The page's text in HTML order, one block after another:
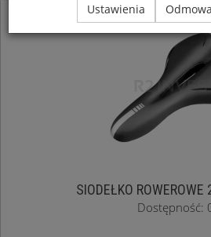
SIODEŁKO
Dostępność:
Ustawienia Odmowa